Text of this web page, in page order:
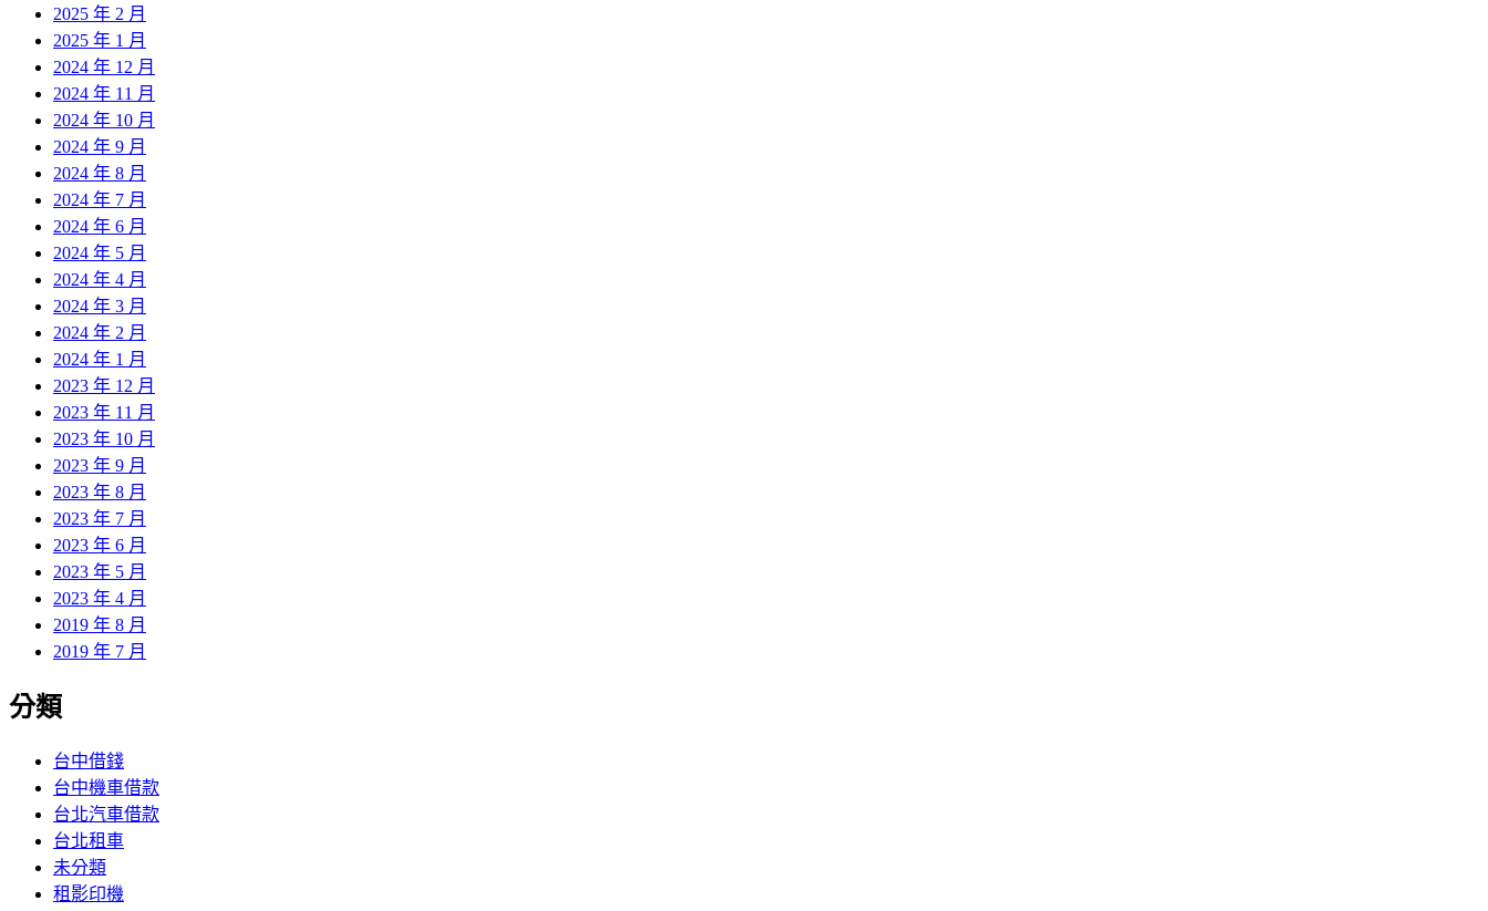
2025 年 2 月
2025 年 1 月
2024 年 12 月
2024 年 11 月
2024 年 10 月
2024 年 9 月
2024 年 8 月
2024 年 7 月
2024 年 6 月
2024 年 5 月
2024 年 4 月
2024 年 3 月
2024 年 2 月
2024 年 1 月
2023 年 12 月
2023 年 11 月
2023 年 10 月
2023 年 9 月
2023 年 8 月
2023 年 7 月
2023 年 6 月
2023 年 5 月
2023 年 4 月
2019 年 8 月
2019 年 7 月
分類
台中借錢
台中機車借款
台北汽車借款
台北租車
未分類
租影印機